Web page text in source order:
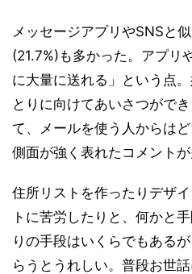
メッセージアプリやSNSと
(21.7%)も多かった。アプリ
に大量に送れる」という点
とりに向けてあいさつがで
て、メールを使う人からは
側面が強く表れたコメントが
住所リストを作ったりデザ
トに苦労したりと、何かと
りの手段はいくらでもある
らうとうれしい。普段お世